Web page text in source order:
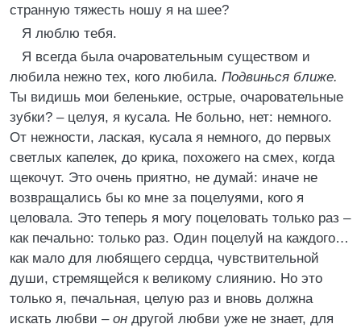
странную тяжесть ношу я на шее?
Я люблю тебя.
Я всегда была очаровательным существом и
любила нежно тех, кого любила. Подвинься ближе.
Ты видишь мои беленькие, острые, очаровательные
зубки? – целуя, я кусала. Не больно, нет: немного.
От нежности, лаская, кусала я немного, до первых
светлых капелек, до крика, похожего на смех, когда
щекочут. Это очень приятно, не думай: иначе не
возвращались бы ко мне за поцелуями, кого я
целовала. Это теперь я могу поцеловать только раз –
как печально: только раз. Один поцелуй на каждого…
как мало для любящего сердца, чувствительной
души, стремящейся к великому слиянию. Но это
только я, печальная, целую раз и вновь должна
искать любви – он другой любви уже не знает, для